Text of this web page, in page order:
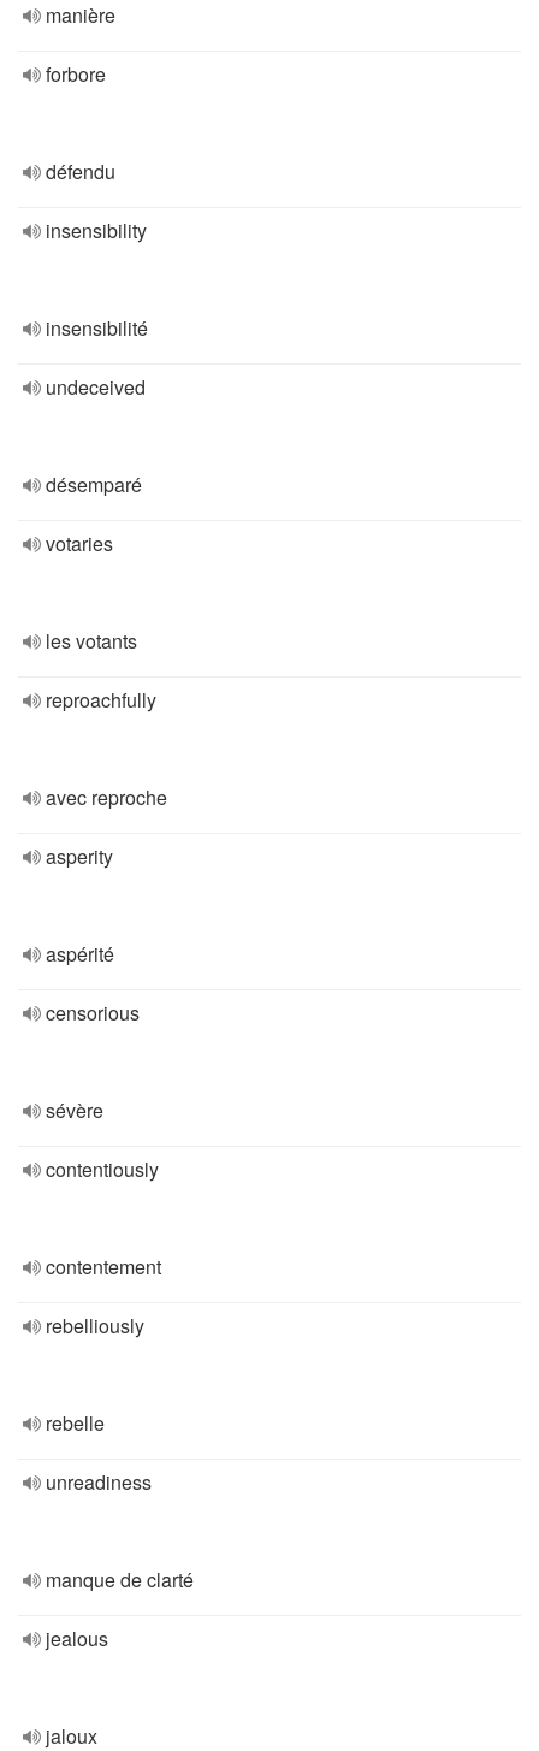
manière
forbore
défendu
insensibility
insensibilité
undeceived
désemparé
votaries
les votants
reproachfully
avec reproche
asperity
aspérité
censorious
sévère
contentiously
contentement
rebelliously
rebelle
unreadiness
manque de clarté
jealous
jaloux